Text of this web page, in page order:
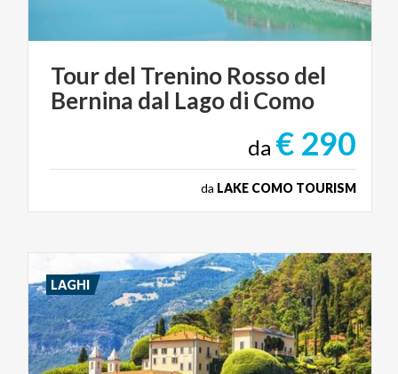
Tourdel Trenino Rossodel
Bernina dal Lagodi Como
da € 290
da LAKE COMO TOURISM
LAGHI